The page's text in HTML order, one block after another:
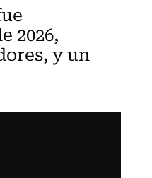
2026,
y un